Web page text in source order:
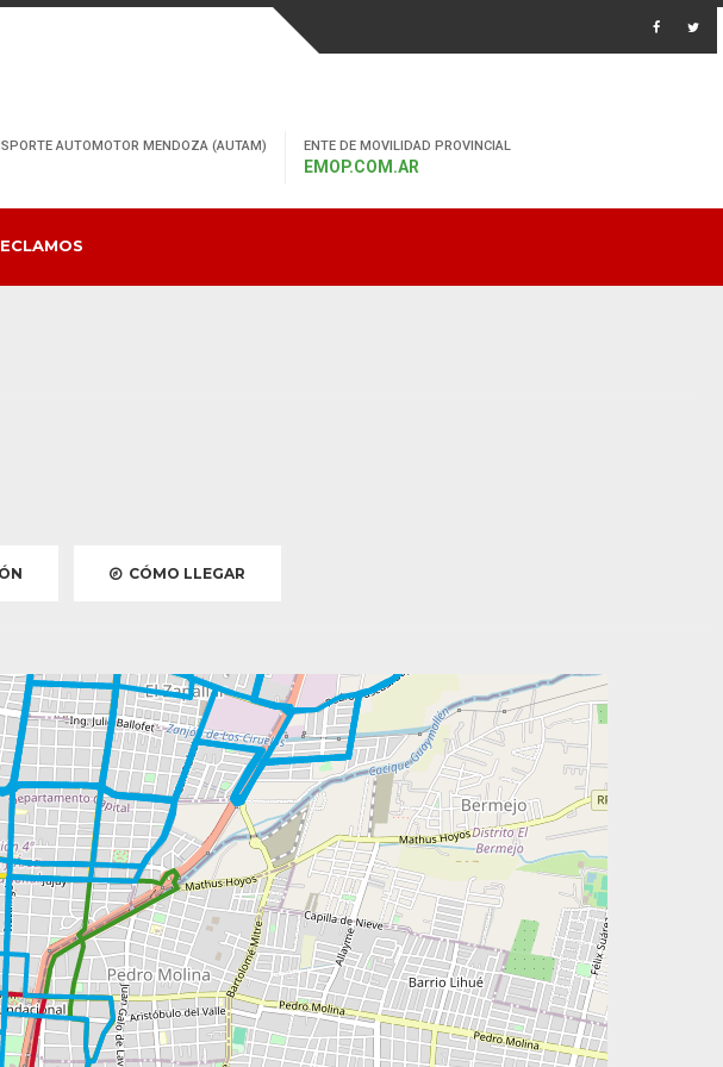
AUTOMOTOR MENDOZA (AUTAM) ENTE DE MOVILIDAD PROVINCIAL
EMOP.COM.AR
CÓMO LLEGAR